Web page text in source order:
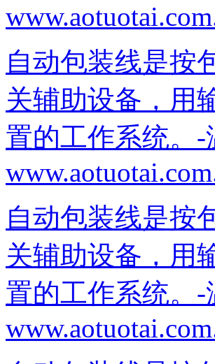
自动包装线是按
关辅助设备，用
置的工作系统。
自动包装线是按
关辅助设备，用
置的工作系统。